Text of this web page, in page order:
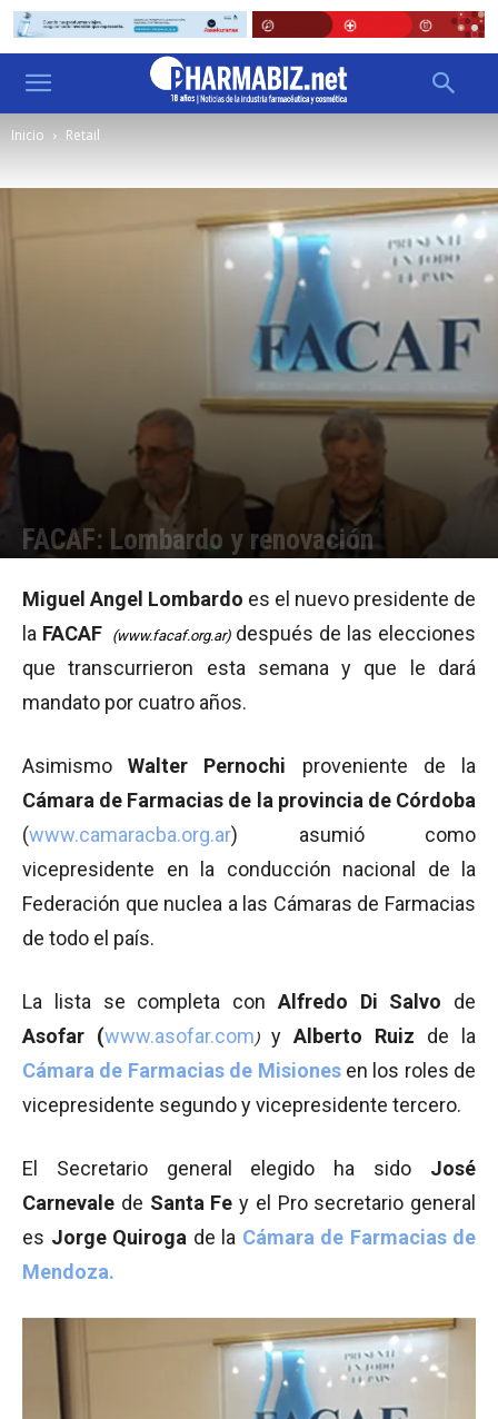
Inicio Retail
FACAF: Lombardo y renovación
Miguel Angel Lombardo es el nuevo presidente de
la FACAF (www.facaf.org.ar) después de las elecciones
que transcurrieron esta semana y que le dará
mandato por cuatro años.
AsimismoWalter Pernochi proveniente de la
Cámara de Farmacias de la provincia de Córdoba
(www.camaracba.org.ar) asumió como
vicepresidente en la conducción nacional de la
Federación que nuclea a las Cámaras de Farmacias
de todo el país.
La lista se completa con Alfredo Di Salvo de
Asofar (www.asofar.com ) y Alberto Ruiz de la
Cámara de Farmacias de Misiones en los roles de
vicepresidente segundo y vicepresidente tercero.
El Secretario general elegido ha sido José
Carnevale de Santa Fe y el Pro secretario general
es Jorge Quiroga de la Cámara de Farmacias de
Mendoza.